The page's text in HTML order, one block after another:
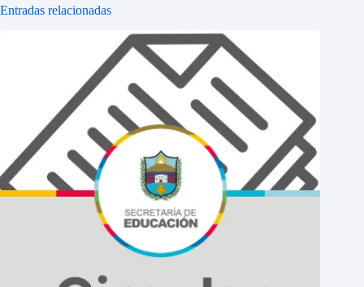
Entradas relacionadas